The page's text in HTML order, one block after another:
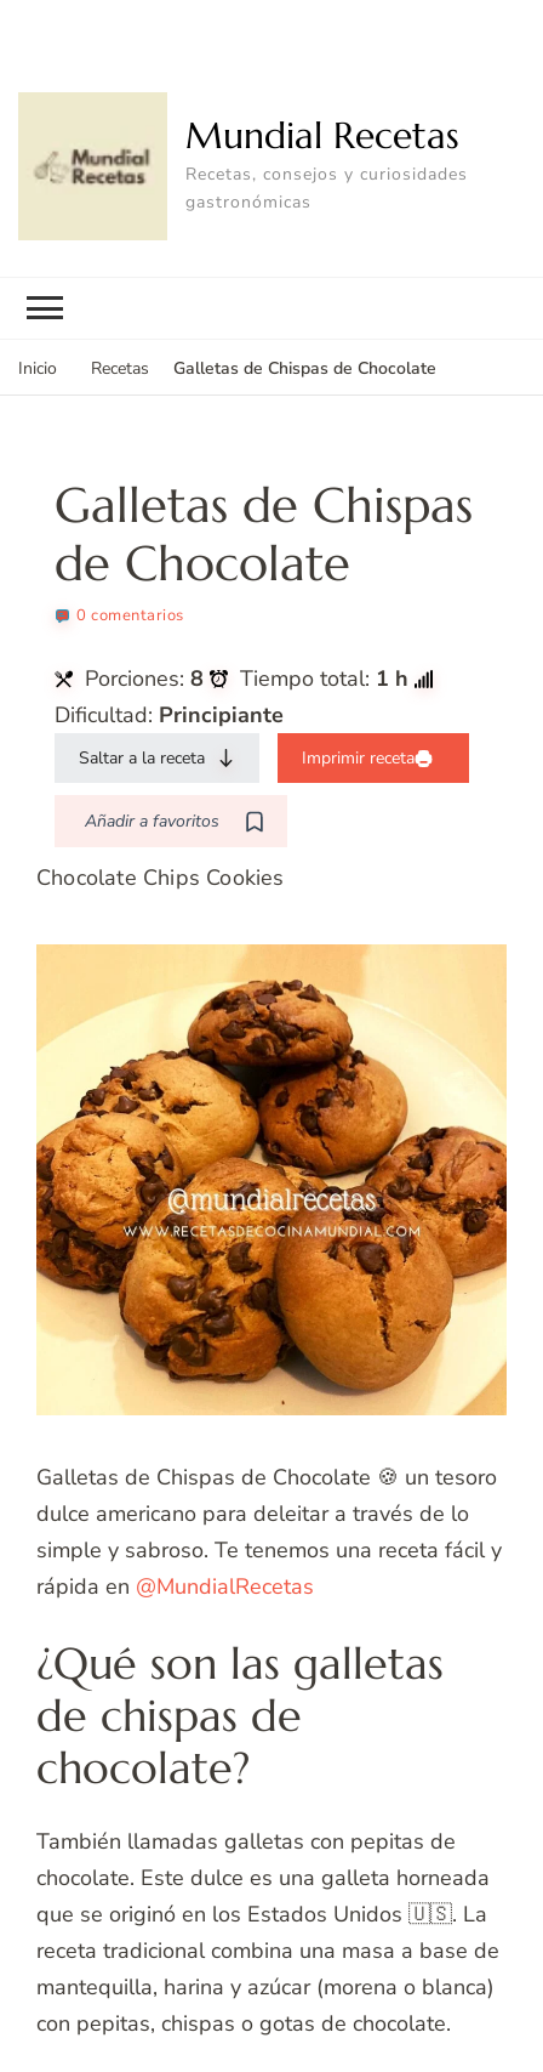
Mundial Recetas
Recetas, consejos y curiosidades
gastronómicas
Inicio Recetas Galletas de Chispas de Chocolate
Galletas de Chispas
de Chocolate
0 comentarios
Porciones: 8 Tiempo total: 1 h
Dificultad: Principiante
Saltar a la receta Imprimir receta
Añadir a favoritos
Chocolate Chips Cookies
Galletas de Chispas de Chocolate 🍪 un tesoro
dulce americano para deleitar a través de lo
simple y sabroso. Te tenemos una receta fácil y
rápida en @MundialRecetas
¿Qué son las galletas
de chispas de
chocolate?
También llamadas galletas con pepitas de
chocolate. Este dulce es una galleta horneada
que se originó en los Estados Unidos 🇺🇸. La
receta tradicional combina una masa a base de
mantequilla, harina y azúcar (morena o blanca)
con pepitas, chispas o gotas de chocolate.